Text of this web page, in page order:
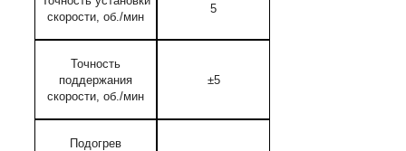
скорости, об./мин
5
Точность
поддержания
скорости, об./мин
±5
Подогрев